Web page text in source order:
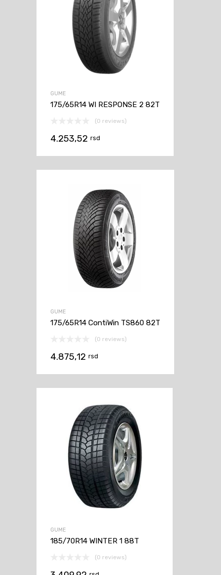
GUME
175/65R14 WI RESPONSE 2 82T
(0 reviews)
4.253,52 rsd
GUME
175/65R14 ContiWin TS860 82T
(0 reviews)
4.875,12 rsd
GUME
185/70R14 WINTER 1 88T
(0 reviews)